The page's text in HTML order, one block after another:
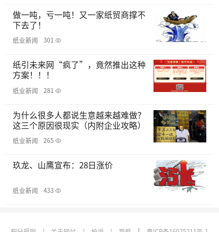
做一吨，亏一吨！又一家纸贸商撑不
下去了！
纸业新闻 301
纸引未来网“疯了”，竟然推出这种
方案！！！
纸业新闻 281
为什么很多人都说生意越来越难做？
这三个原因很现实（内附企业攻略）
纸业新闻 265
玖龙、山鹰宣布：28日涨价
纸业新闻 433